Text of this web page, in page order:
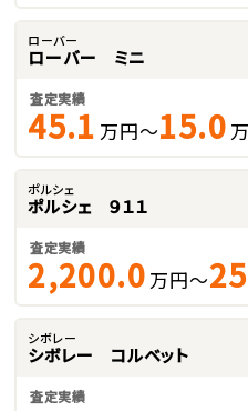
ローバー
ローバー ミニ
査定実績
45.1 万円～15.0
ポルシェ
ポルシェ ９１１
査定実績
2,200.0 万円～
シボレー
シボレー コルベット
査定実績